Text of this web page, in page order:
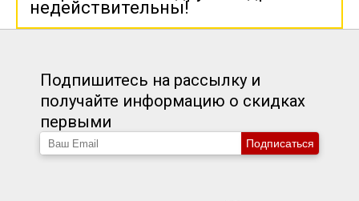
недействительны!
Подпишитесь на рассылку и
получайте информацию о скидках
первыми
Подписаться